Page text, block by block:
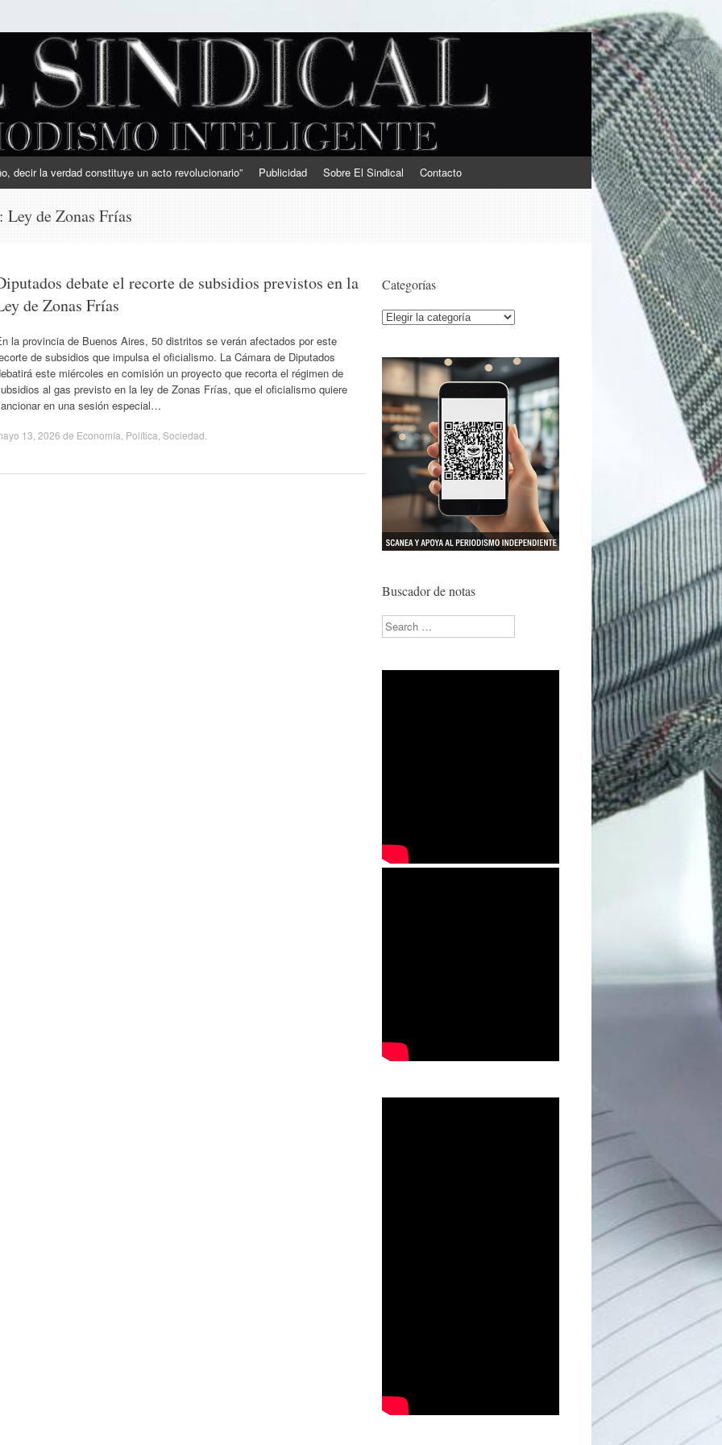
decir la verdad constituye un acto revolucionario” Publicidad Sobre El Sindical Contacto
Ley de Zonas Frías
debate el recorte de subsidios previstos en la
de Zonas Frías
la provincia de Buenos Aires, 50 distritos se verán afectados por este
de subsidios que impulsa el oficialismo. La Cámara de Diputados
este miércoles en comisión un proyecto que recorta el régimen de
al gas previsto en la ley de Zonas Frías, que el oficialismo quiere
en una sesión especial…
13, 2026 de Economía Política Sociedad
Categorías
Categorías
Buscador de notas
Search